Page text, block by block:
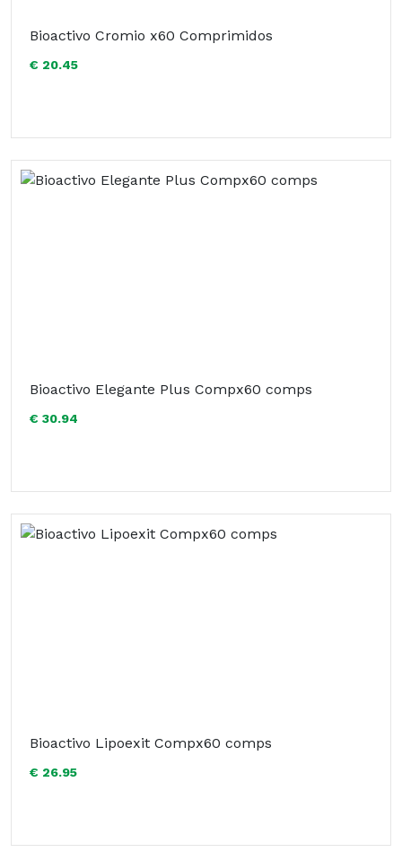
Bioactivo Cromio x60 Comprimidos
€ 20.45
Bioactivo Elegante Plus Compx60 comps
€ 30.94
Bioactivo Lipoexit Compx60 comps
€ 26.95